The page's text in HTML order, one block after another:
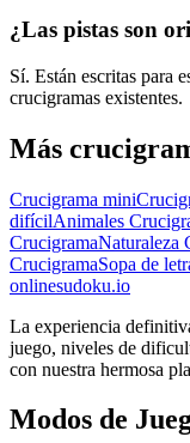
¿Las pistas son
Sí. Están escritas para
crucigramas existentes.
Más
Crucigrama mini
difícilAnimales
CrucigramaNaturaleza
CrucigramaSopa de
onlinesudoku.io
La experiencia
juego, niveles de
con nuestra hermosa
Modos de